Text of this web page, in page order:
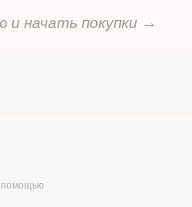
и начать покупки →
помощью